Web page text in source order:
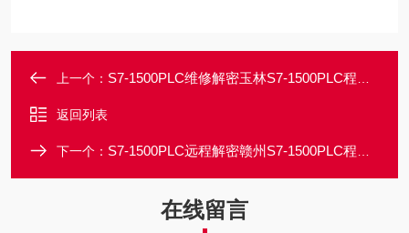
上一个： S7-1500PLC维修解密玉林S7-1500PLC程序密码解密/不损坏源程序
返回列表
下一个： S7-1500PLC远程解密赣州S7-1500PLC程序上载密码解密/当天完成
在线留言